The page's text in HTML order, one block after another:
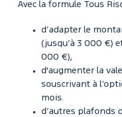
Avec la formule Tous
d’adapter le
(jusqu’à 3 000 €)
000 €),
d'augmenter la
souscrivant à
mois.
d’autres plafonds